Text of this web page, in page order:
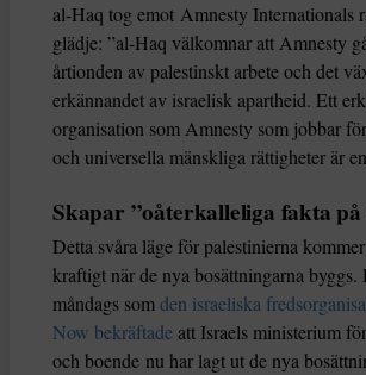
al-Haq tog emot Amnesty Internationals
glädje: ”al-Haq välkomnar att Amnesty
årtionden av palestinskt arbete och det
erkännandet av israelisk apartheid. Ett
organisation som Amnesty som jobbar
och universella mänskliga rättigheter är
Skapar ”oåterkalleliga fakta
Detta svåra läge för palestinierna
kraftigt när de nya bosättningarna byggs.
måndags somden israeliska
Now bekräftade att Israels ministerium
och boende nu har lagt ut de nya